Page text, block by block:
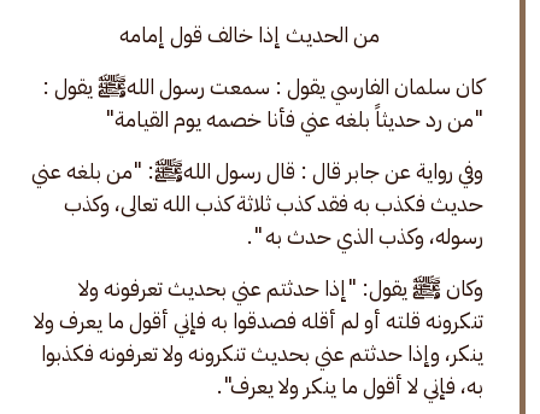
من الحديث إذا خالف قول إمامه
كان سلمان الفارسي يقول : سمعت رسول اللهﷺ يقول :
"من رد حديثاً بلغه عني فأنا خصمه يوم القيامة"
وفي رواية عن جابر قال : قال رسول اللهﷺ: "من بلغه عني
حديث فكذب به فقد كذب ثلاثة كذب الله تعالى، وكذب
رسوله، وكذب الذي حدث به ".
وكان ﷺ يقول: "إذا حدثتم عني بحديث تعرفونه ولا
تنكرونه قلته أو لم أقله فصدقوا به فإني أقول ما يعرف ولا
ينكر، وإذا حدثتم عني بحديث تنكرونه ولا تعرفونه فكذبوا
به، فإني لا أقول ما ينكر ولا يعرف".